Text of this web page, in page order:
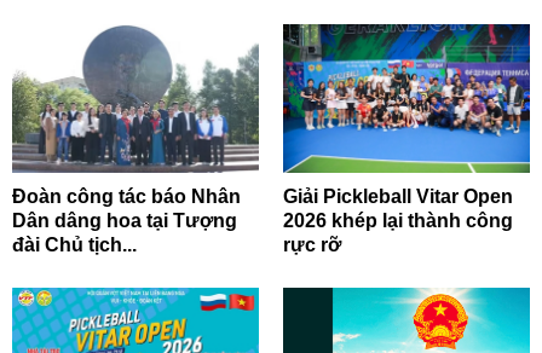
Đoàn công tác báo Nhân
Dân dâng hoa tại Tượng
đài Chủ tịch...
Giải Pickleball Vitar Open
2026 khép lại thành công
rực rỡ